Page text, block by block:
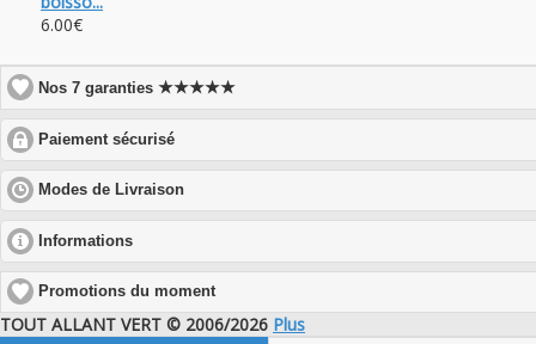
6.00€
Nos 7 garanties★★★★★
Paiement sécurisé
to
expand
contents
Modes de Livraison
to
Informations
to
expand
contents
Promotions du moment
TOUT ALLANT VERT © 2006/2026 Plus